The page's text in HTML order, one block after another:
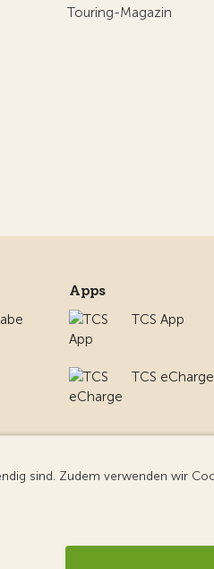
Touring-Magazin
Apps
TCS App
TCS eCharge